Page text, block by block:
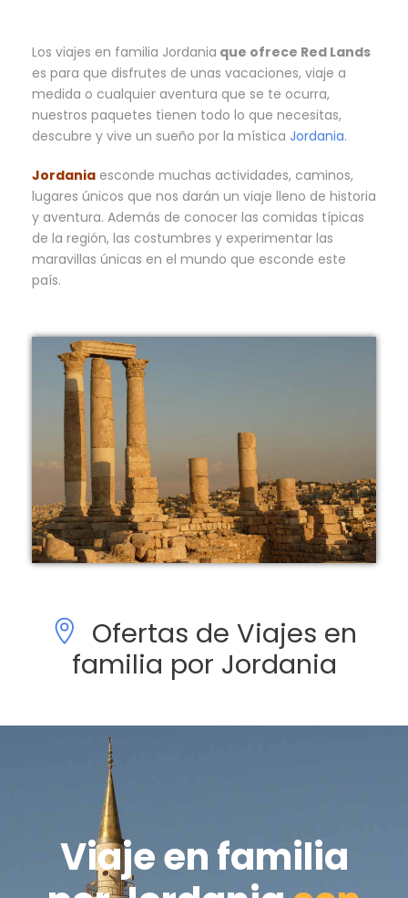
Los viajes en familia Jordania que ofrece Red Lands
es para que disfrutes de unas vacaciones, viaje a
medida o cualquier aventura que se te ocurra,
nuestros paquetes tienen todo lo que necesitas,
descubre y vive un sueño por la mística Jordania.
Jordania esconde muchas actividades, caminos,
lugares únicos que nos darán un viaje lleno de historia
y aventura. Además de conocer las comidas típicas
de la región, las costumbres y experimentar las
maravillas únicas en el mundo que esconde este
país.
Ofertas de Viajes en
familia por Jordania
Viaje en familia